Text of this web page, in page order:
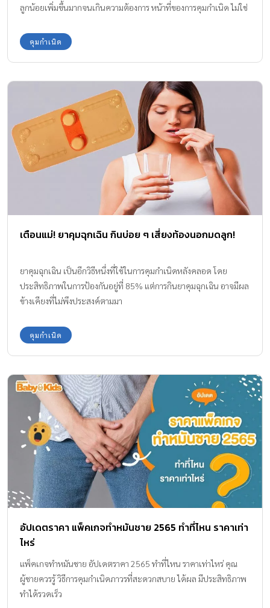
ลูกน้อยเพิ่มขึ้นมากจนเกินความต้องการ หน้าที่ของการคุมกำเนิด ไม่ใช่
เช่นกัน
คุมกำเนิด
เตือนแม่! ยาคุมฉุกเฉิน กินบ่อย ๆ เสี่ยงท้องนอกมดลูก!
ยาคุมฉุกเฉิน เป็นอีกวิธีหนึ่งที่ใช้ในการคุมกำเนิดหลังคลอด โดย
ประสิทธิภาพในการป้องกันอยู่ที่ 85% แต่การกินยาคุมฉุกเฉิน อาจมีผล
ข้างเคียงที่ไม่พึงประสงค์ตามมา
คุมกำเนิด
อัปเดตราคา แพ็คเกจทำหมันชาย 2565 ทำที่ไหน ราคาเท่า
ไหร่
แพ็คเกจทำหมันชาย อัปเดตราคา 2565 ทำที่ไหน ราคาเท่าไหร่ คุณ
ผู้ชายควรรู้ วิธีการคุมกำเนิดภาวรที่สะดวกสบาย ได้ผล มีประสิทธิภาพ
ทำได้รวดเร็ว